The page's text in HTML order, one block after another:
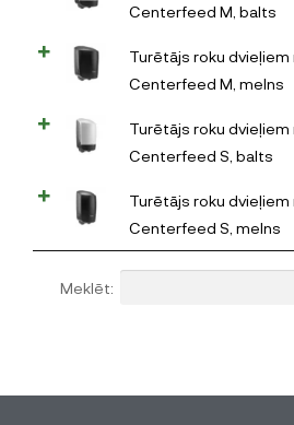
Centerfeed M, balts
Turētājs roku dvieļiem
Centerfeed M, melns
Turētājs roku dvieļiem
Centerfeed S, balts
Turētājs roku dvieļiem
Centerfeed S, melns
Meklēt: